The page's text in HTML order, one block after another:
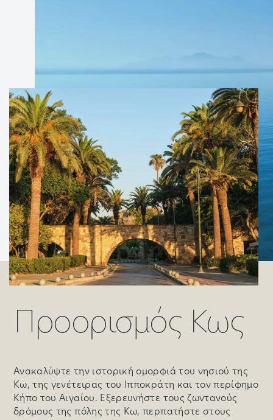
Προορισμός Κως
Ανακαλύψτε την ιστορική ομορφιά του νησιού της
Κω, της γενέτειρας του Ιπποκράτη και τον περίφημο
Κήπο του Αιγαίου. Εξερευνήστε τους ζωντανούς
δρόμους της πόλης της Κω, περπατήστε στους